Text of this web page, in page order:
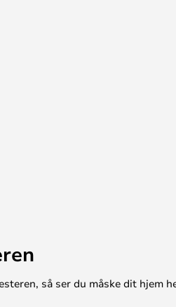
så ser du måske dit hjem